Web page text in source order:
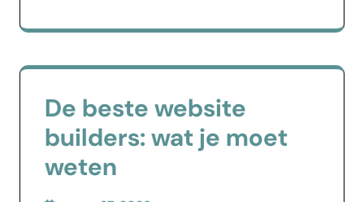
De beste website
builders: wat je moet
weten